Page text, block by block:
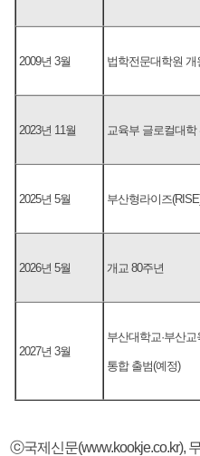
2009년 3월 법학전문대학원 개
2023년 11월 교육부 글로컬대학
2025년 5월 부산형라이즈
2026년 5월 개교 80주년
2027년 3월
부산대학교·부산교
통합 출범(예정)
ⓒ국제신문(www.kookje.co.kr),